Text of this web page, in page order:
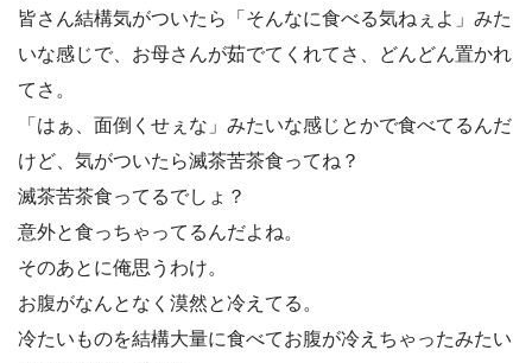
皆さん結構気がついたら「そんなに食べる気ねぇよ」みた
いな感じで、お母さんが茹でてくれてさ、どんどん置かれ
てさ。
「はぁ、面倒くせぇな」みたいな感じとかで食べてるんだ
けど、気がついたら滅茶苦茶食ってね？
滅茶苦茶食ってるでしょ？
意外と食っちゃってるんだよね。
そのあとに俺思うわけ。
お腹がなんとなく漠然と冷えてる。
冷たいものを結構大量に食べてお腹が冷えちゃったみたい